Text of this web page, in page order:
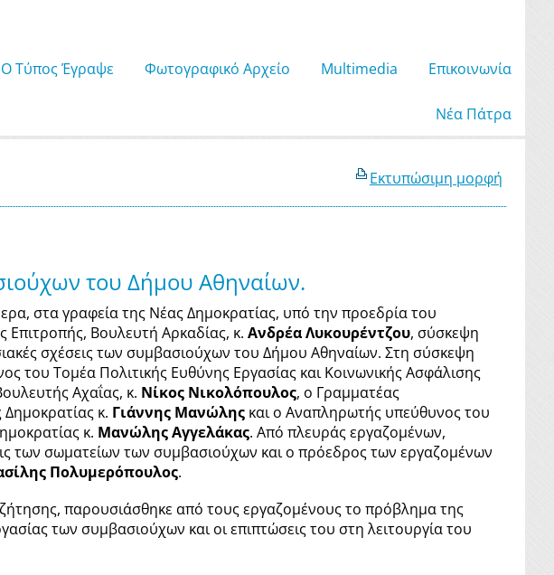
Ο Τύπος Έγραψε Φωτογραφικό Αρχείο Μultimedia Επικοινωνία
Νέα Πάτρα
Εκτυπώσιμη μορφή
του Δήμου Αθηναίων.
στα γραφεία της Νέας Δημοκρατίας, υπό την προεδρία του
Επιτροπής, Βουλευτή Αρκαδίας, κ.Ανδρέα Λυκουρέντζου, σύσκεψη
σχέσεις των συμβασιούχων του Δήμου Αθηναίων. Στη σύσκεψη
του Τομέα Πολιτικής Ευθύνης Εργασίας και Κοινωνικής Ασφάλισης
Αχαΐας, κ. Νίκος Νικολόπουλος, ο Γραμματέας
κ. Γιάννης Μανώλης και ο Αναπληρωτής υπεύθυνος του
κ. Μανώλης Αγγελάκας. Από πλευράς εργαζομένων,
των σωματείων των συμβασιούχων και ο πρόεδρος των εργαζομένων
Πολυμερόπουλος.
παρουσιάσθηκε από τους εργαζομένους το πρόβλημα της
των συμβασιούχων και οι επιπτώσεις του στη λειτουργία του